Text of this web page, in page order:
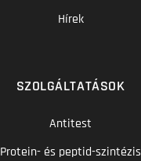
Hírek
SZOLGÁLTATÁSOK
Antitest
Protein- és peptid-szintézis